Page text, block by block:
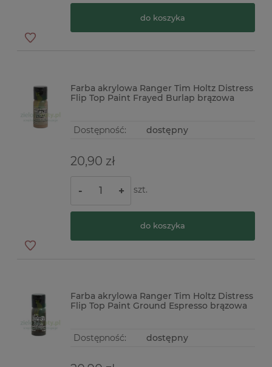
do koszyka
Farba akrylowa Ranger Tim Holtz Distress
Flip Top Paint Frayed Burlap brązowa
Dostępność: dostępny
20,90 zł
- + szt.
do koszyka
Farba akrylowa Ranger Tim Holtz Distress
Flip Top Paint Ground Espresso brązowa
Dostępność: dostępny